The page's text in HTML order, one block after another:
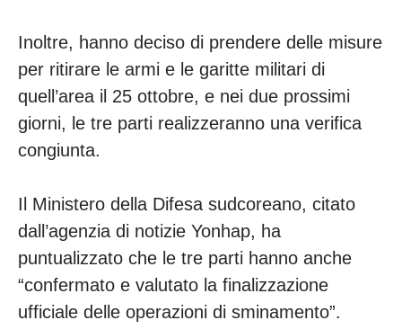
Inoltre, hanno deciso di prendere delle misure
per ritirare le armi e le garitte militari di
quell’area il 25 ottobre, e nei due prossimi
giorni, le tre parti realizzeranno una verifica
congiunta.
Il Ministero della Difesa sudcoreano, citato
dall’agenzia di notizie Yonhap, ha
puntualizzato che le tre parti hanno anche
“confermato e valutato la finalizzazione
ufficiale delle operazioni di sminamento”.